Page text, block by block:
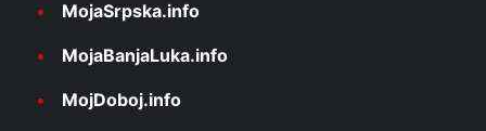
MojaSrpska.info
MojaBanjaLuka.info
MojDoboj.info